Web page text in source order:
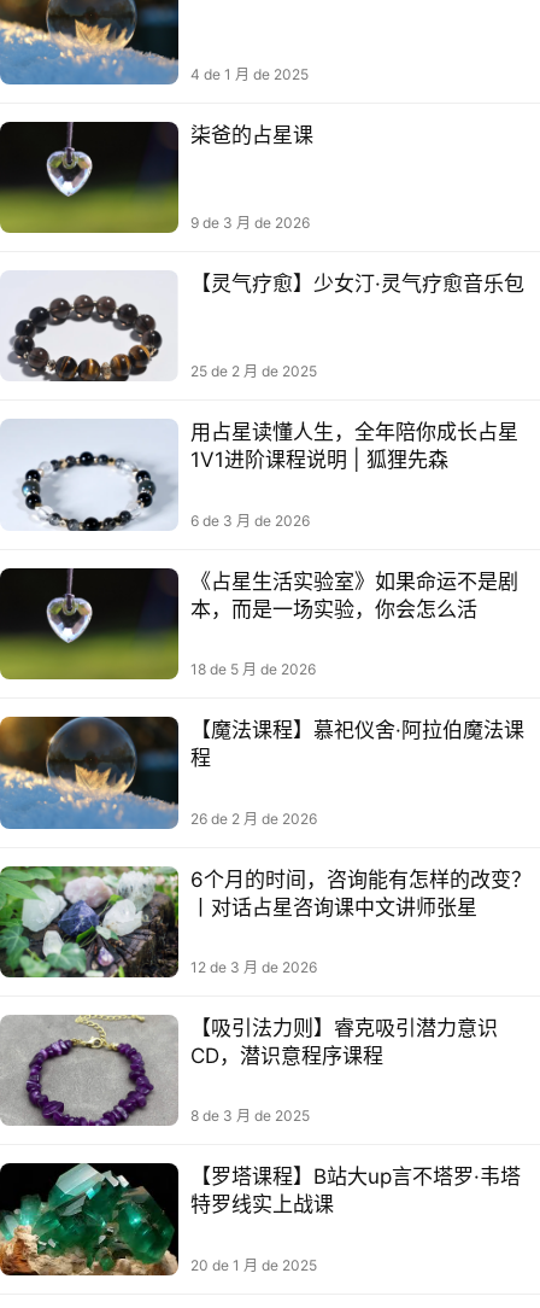
4 de 1 月 de 2025
柒爸的占星课
9 de 3 月 de 2026
【灵气疗愈】少女汀·灵气疗愈音乐包
25 de 2 月 de 2025
用占星读懂人生，全年陪你成长占星
1V1进阶课程说明 | 狐狸先森
6 de 3 月 de 2026
《占星生活实验室》如果命运不是剧
本，而是一场实验，你会怎么活
18 de 5 月 de 2026
【魔法课程】慕祀仪舍·阿拉伯魔法课
程
26 de 2 月 de 2026
6个月的时间，咨询能有怎样的改变？
丨对话占星咨询课中文讲师张星
12 de 3 月 de 2026
【吸引法力‬则】睿克吸引潜力‬意识
CD，潜识意‬程序课程
8 de 3 月 de 2025
【罗塔‬课程】B站大up言不‬塔罗·韦塔
特‬罗线实上‬战课​​
20 de 1 月 de 2025